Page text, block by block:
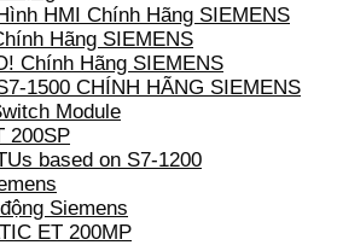
HMI Chính Hãng SIEMENS
Hãng SIEMENS
Chính Hãng SIEMENS
1500 CHÍNH HÃNG SIEMENS
Module
200SP
based on S7-1200
Siemens
ET 200MP